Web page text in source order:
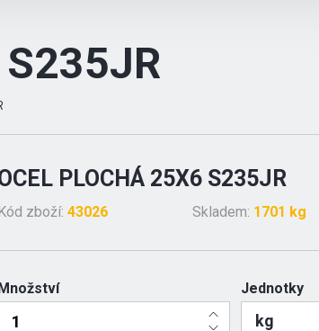
S235JR
PLOCHÁ 25X6 S235JR
zboží:43026 Skladem: 1701 kg
Jednotky
kg